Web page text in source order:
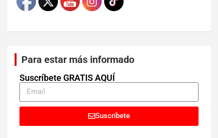
Para estar más informado
Suscríbete GRATIS AQUÍ
Suscríbete